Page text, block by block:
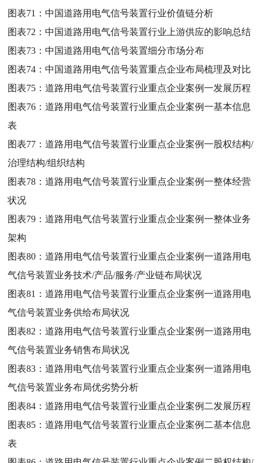
图表71：中国道路用电气信号装置行业价值链分析
图表72：中国道路用电气信号装置行业上游供应的影响总结
图表73：中国道路用电气信号装置细分市场分布
图表74：中国道路用电气信号装置重点企业布局梳理及对比
图表75：道路用电气信号装置行业重点企业案例一发展历程
图表76：道路用电气信号装置行业重点企业案例一基本信息
表
图表77：道路用电气信号装置行业重点企业案例一股权结构/
治理结构/组织结构
图表78：道路用电气信号装置行业重点企业案例一整体经营
状况
图表79：道路用电气信号装置行业重点企业案例一整体业务
架构
图表80：道路用电气信号装置行业重点企业案例一道路用电
气信号装置业务技术/产品/服务/产业链布局状况
图表81：道路用电气信号装置行业重点企业案例一道路用电
气信号装置业务供给布局状况
图表82：道路用电气信号装置行业重点企业案例一道路用电
气信号装置业务销售布局状况
图表83：道路用电气信号装置行业重点企业案例一道路用电
气信号装置业务布局优劣势分析
图表84：道路用电气信号装置行业重点企业案例二发展历程
图表85：道路用电气信号装置行业重点企业案例二基本信息
表